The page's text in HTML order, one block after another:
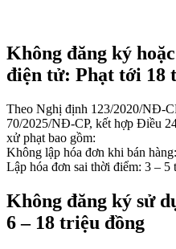
Không đăng ký
điện tử: Phạt tới 18
Theo Nghị định 123/2020/NĐ-
70/2025/NĐ-CP, kết hợp Điều
xử phạt bao gồm:
Không lập hóa đơn khi bán
Lập hóa đơn sai thời điểm: 3 – 5
Không đăng ký sử
6 – 18 triệu đồng